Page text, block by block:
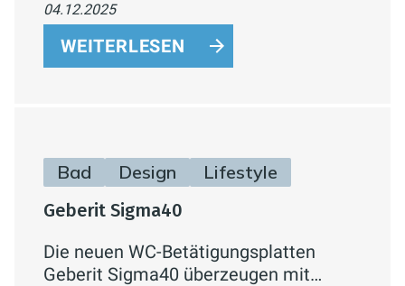
Handtuchheizkörper mit Strom aus der
Photovoltaikanlage verbindet – für
mehr Komfort und geringere
04.12.2025
WEITERLESEN
Bad Design Lifestyle
Geberit Sigma40
Die neuen WC-Betätigungsplatten
Geberit Sigma40 überzeugen mit